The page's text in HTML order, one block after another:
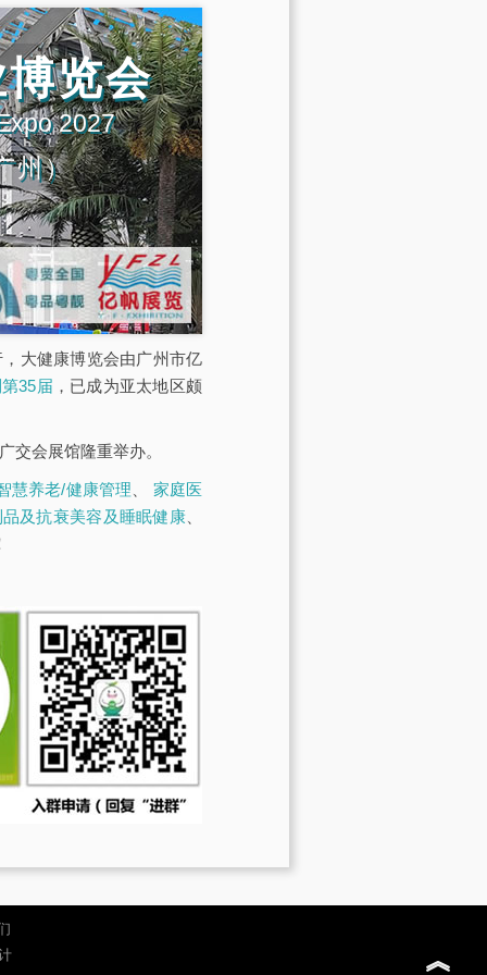
览会
2027
州）
大健康博览会由广州市亿
35届 ，已成为亚太地区颇
交会展馆隆重举办。
慧养老/健康管理
家庭医
及抗衰美容及睡眠健康
︽